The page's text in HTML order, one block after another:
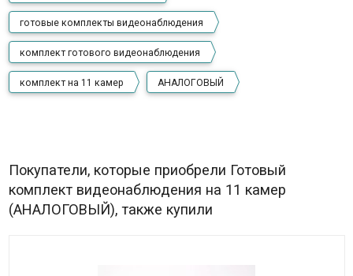
готовые комплекты видеонаблюдения
комплект готового видеонаблюдения
комплект на 11 камер АНАЛОГОВЫЙ
Покупатели, которые приобрели Готовый
комплект видеонаблюдения на 11 камер
(АНАЛОГОВЫЙ), также купили